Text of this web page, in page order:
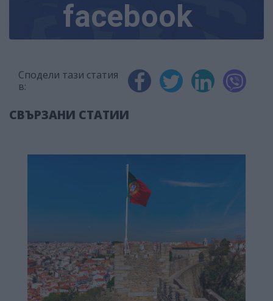
facebook
Сподели тази статия
в:
СВЪРЗАНИ СТАТИИ